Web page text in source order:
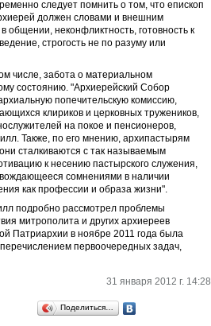
следует помнить о том, что епископ
должен словами и внешним
неконфликтность, готовность к
строгость не по разуму или
числе, забота о материальном
состоянию. "Архиерейский Собор
попечительскую комиссию,
клириков и церковных тружеников,
на покое и пенсионеров,
Также, по его мнению, архипастырям
сталкиваются с так называемым
к несению пастырского служения,
сомнениями в наличии
как профессии и образа жизни".
подробно рассмотрел проблемы
митрополита и других архиереев
Патриархии в ноябре 2011 года была
первоочередных задач,
31 января 2012 г. 14:28
Поделиться…